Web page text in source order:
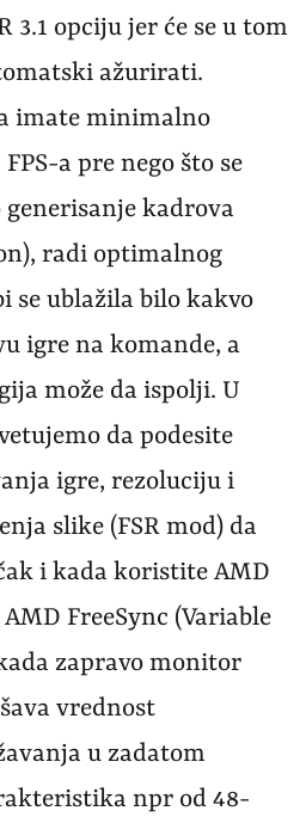
3.1 opciju jer će se u tom
ažurirati.
imate minimalno
a pre nego što se
kadrova
radi optimalnog
se ublažila bilo kakvo
igre na komande, a
može da ispolji. U
da podesite
igre, rezoluciju i
slike (FSR mod) da
i kada koristite AMD
FreeSync (Variable
zapravo monitor
vrednost
u zadatom
npr od 48-